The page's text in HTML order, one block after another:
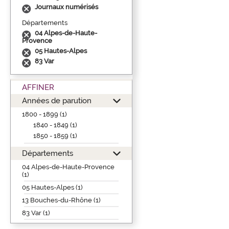
Journaux numérisés
Départements
04 Alpes-de-Haute-
Provence
05 Hautes-Alpes
83 Var
AFFINER
Années de parution
1800 - 1899 (1)
1840 - 1849 (1)
1850 - 1859 (1)
Départements
04 Alpes-de-Haute-Provence
(1)
05 Hautes-Alpes (1)
13 Bouches-du-Rhône (1)
83 Var (1)